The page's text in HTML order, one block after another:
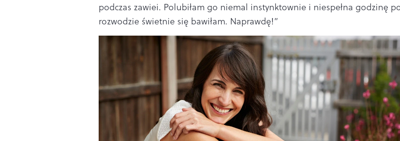
podczas zawiei. Polubiłam go niemal instynktownie i niespełna godzinę
rozwodzie świetnie się bawiłam. Naprawdę!”